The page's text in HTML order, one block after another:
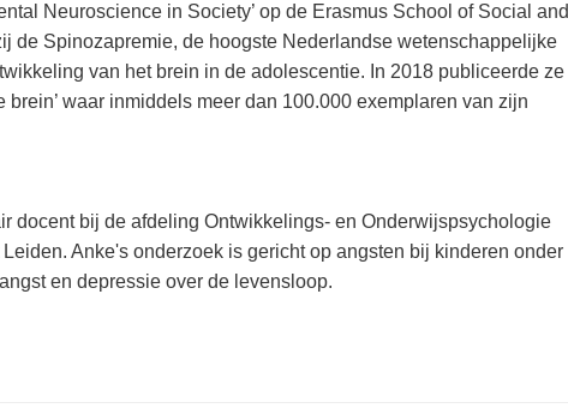
Neuroscience in Society’ op de Erasmus School of Social and
de Spinozapremie, de hoogste Nederlandse wetenschappelijke
van het brein in de adolescentie. In 2018 publiceerde ze
waar inmiddels meer dan 100.000 exemplaren van zijn
docent bij de afdeling Ontwikkelings- en Onderwijspsychologie
Anke's onderzoek is gericht op angsten bij kinderen onder
en depressie over de levensloop.